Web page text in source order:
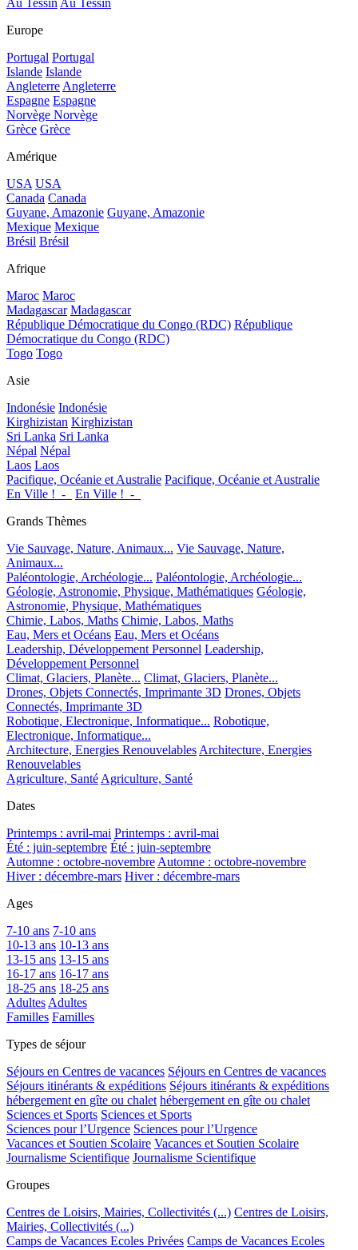
Au Tessin Au Tessin
Europe
Portugal Portugal
Islande Islande
Angleterre Angleterre
Espagne Espagne
Norvège Norvège
Grèce Grèce
Amérique
USA USA
Canada Canada
Guyane, Amazonie Guyane, Amazonie
Mexique Mexique
Brésil Brésil
Afrique
Maroc Maroc
Madagascar Madagascar
République Démocratique du Congo (RDC) République
Démocratique du Congo (RDC)
Togo Togo
Asie
Indonésie Indonésie
Kirghizistan Kirghizistan
Sri Lanka Sri Lanka
Népal Népal
Laos Laos
Pacifique, Océanie et Australie Pacifique, Océanie et Australie
En Ville !_-_
En Ville !_-_
Grands Thèmes
Vie Sauvage, Nature, Animaux... Vie Sauvage, Nature,
Animaux...
Paléontologie, Archéologie... Paléontologie, Archéologie...
Géologie, Astronomie, Physique, Mathématiques Géologie,
Astronomie, Physique, Mathématiques
Chimie, Labos, Maths Chimie, Labos, Maths
Eau, Mers et Océans Eau, Mers et Océans
Leadership, Développement Personnel Leadership,
Développement Personnel
Climat, Glaciers, Planète... Climat, Glaciers, Planète...
Drones, Objets Connectés, Imprimante 3D Drones, Objets
Connectés, Imprimante 3D
Robotique, Electronique, Informatique... Robotique,
Electronique, Informatique...
Architecture, Energies Renouvelables Architecture, Energies
Renouvelables
Agriculture, Santé Agriculture, Santé
Dates
Printemps : avril-mai Printemps : avril-mai
Été : juin-septembre Été : juin-septembre
Automne : octobre-novembre Automne : octobre-novembre
Hiver : décembre-mars Hiver : décembre-mars
Ages
7-10 ans 7-10 ans
10-13 ans 10-13 ans
13-15 ans 13-15 ans
16-17 ans 16-17 ans
18-25 ans 18-25 ans
Adultes Adultes
Familles Familles
Types de séjour
Séjours en Centres de vacances Séjours en Centres de vacances
Séjours itinérants & expéditions Séjours itinérants & expéditions
hébergement en gîte ou chalet hébergement en gîte ou chalet
Sciences et Sports Sciences et Sports
Sciences pour l’Urgence Sciences pour l’Urgence
Vacances et Soutien Scolaire Vacances et Soutien Scolaire
Journalisme Scientifique Journalisme Scientifique
Groupes
Centres de Loisirs, Mairies, Collectivités (...) Centres de Loisirs,
Mairies, Collectivités (...)
Camps de Vacances Ecoles Privées Camps de Vacances Ecoles